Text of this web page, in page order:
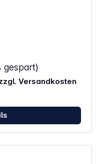
&lt;
gespart)
Versandkosten